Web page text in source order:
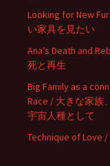
Looking for New
い家具を見たい
Ana’s Death and
死と再生
Big Family as a
Race / 大きな家族
宇宙人種として
Technique of Love